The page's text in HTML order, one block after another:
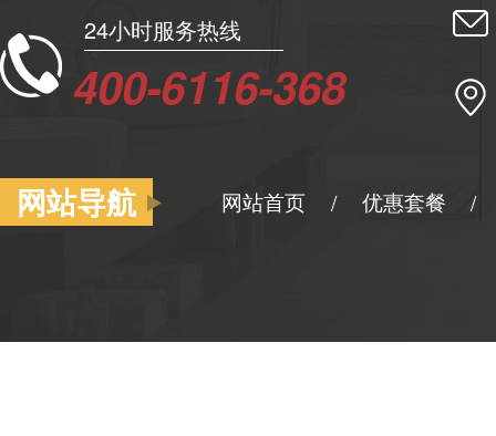
24小时服务热线
400-6116-368
网站导航 网站首页 / 优惠套餐 /